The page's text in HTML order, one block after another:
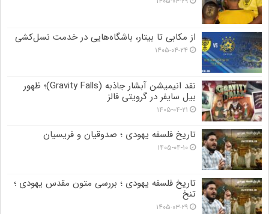
از مکابی تا بیتار، باشگاه‌هایی در خدمت نسل‌کشی
۱۴۰۵-۰۴-۲۴
نقد انیمیشن آبشار جاذبه (Gravity Falls)؛ ظهور
بیل سایفر در گرویتی فالز
۱۴۰۵-۰۴-۲۱
تاریخ فلسفه یهودی ؛ صدوقیان و فریسیان
۱۴۰۵-۰۴-۱۰
تاریخ فلسفه یهودی ؛ بررسی متون مقدس یهودی ؛
تنخ
۱۴۰۵-۰۳-۲۹